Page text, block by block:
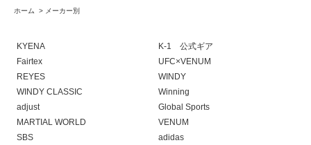
ホーム > メーカー別
KYENA
K-1 公式ギア
Fairtex
UFC×VENUM
REYES
WINDY
WINDY CLASSIC
Winning
adjust
Global Sports
MARTIAL WORLD
VENUM
SBS
adidas